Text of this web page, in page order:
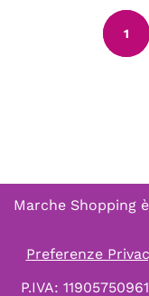
1
Marche Shopping
Preferenze
P.IVA: